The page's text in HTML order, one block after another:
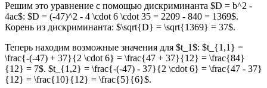
Решим это уравнение с помощью дискриминанта $D = b^2 -
4ac$: $D = (-47)^2 - 4 \cdot 6 \cdot 35 = 2209 - 840 = 1369$.
Корень из дискриминанта: $\sqrt{D} = \sqrt{1369} = 37$.
Теперь находим возможные значения для $t_1$: $t_{1,1} =
\frac{-(-47) + 37}{2 \cdot 6} = \frac{47 + 37}{12} = \frac{84}
{12} = 7$. $t_{1,2} = \frac{-(-47) - 37}{2 \cdot 6} = \frac{47 - 37}
{12} = \frac{10}{12} = \frac{5}{6}$.